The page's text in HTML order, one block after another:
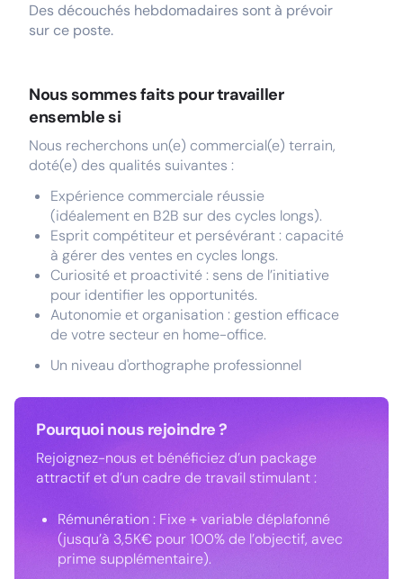
Des découchés hebdomadaires sont à prévoir
sur ce poste.
Nous sommes faits pour travailler
ensemble si
Nous recherchons un(e) commercial(e) terrain,
doté(e) des qualités suivantes :
Expérience commerciale réussie
(idéalement en B2B sur des cycles longs).
Esprit compétiteur et persévérant : capacité
à gérer des ventes en cycles longs.
Curiosité et proactivité : sens de l’initiative
pour identifier les opportunités.
Autonomie et organisation : gestion efficace
de votre secteur en home-office.
Un niveau d'orthographe professionnel
Pourquoi nous rejoindre ?
Rejoignez-nous et bénéficiez d’un package
attractif et d’un cadre de travail stimulant :
Rémunération : Fixe + variable déplafonné
(jusqu’à 3,5K€ pour 100% de l’objectif, avec
prime supplémentaire).